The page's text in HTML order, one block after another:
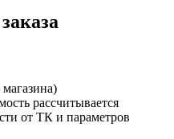
рассчитывается
от ТК и параметров